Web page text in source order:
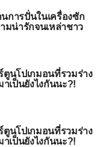
การปั่นในเครื่องซัก
มน่ารักจนเหล่าชาว
ตูนโปเกมอนที่รวมร่าง
เป็นยังไงกันนะ?!
ตูนโปเกมอนที่รวมร่าง
เป็นยังไงกันนะ?!